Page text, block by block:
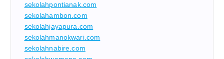
sekolahpontianak.com
sekolahambon.com
sekolahjayapura.com
sekolahmanokwari.com
sekolahnabire.com